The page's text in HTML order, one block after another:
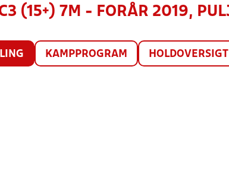
(15+) 7M - FORÅR 2019,
KAMPPROGRAM HOLDOVERSIGT